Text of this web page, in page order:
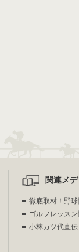
関連メ
徹底取材！野
ゴルフレッス
小林カツ代直伝